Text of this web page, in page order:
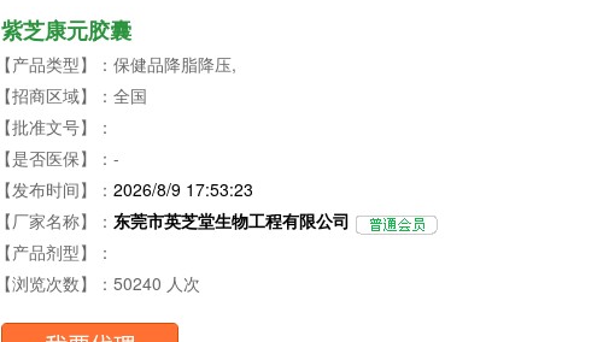
紫芝康元胶囊
【产品类型】：保健品降脂降压,
【招商区域】：全国
【批准文号】：
【是否医保】：-
【发布时间】： 2026/8/9 17:53:23
【厂家名称】： 东莞市英芝堂生物工程有限公司
【产品剂型】：
【浏览次数】：50240 人次